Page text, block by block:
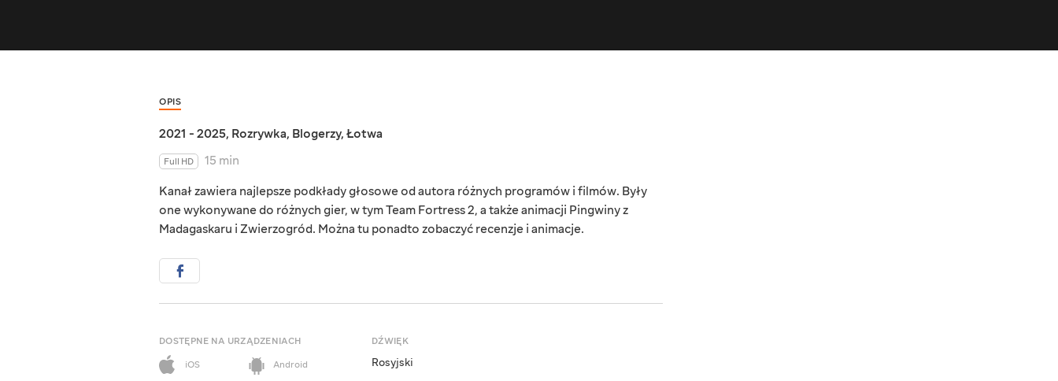
OPIS
2021 - 2025, Rozrywka, Blogerzy, Łotwa
Full HD
15 min
Kanał zawiera najlepsze podkłady głosowe od autora różnych programów i filmów. Były
one wykonywane do różnych gier, w tym Team Fortress 2, a także animacji Pingwiny z
Madagaskaru i Zwierzogród. Można tu ponadto zobaczyć recenzje i animacje.
DOSTĘPNE NA URZĄDZENIACH
iOS
Android
DŹWIĘK
Rosyjski